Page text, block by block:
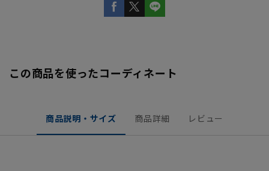
この商品を使ったコーディネート
商品説明・サイズ 商品詳細 レビュー